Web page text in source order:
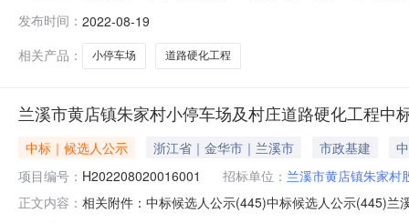
化五、招标方式：公开招标六、中标结果公示名次中标
收合格
发布时间： 2022-08-19
相关产品：
小停车场 道路硬化工程
兰溪市黄店镇朱家村小停车场及村庄道路硬化工程中
中标｜候选人公示 浙江省｜金华市｜兰溪市 市政基建
项目编号： H202208020016001 招标单位： 兰溪市黄店镇朱家村
正文内容： 相关附件：中标候选人公示(445)中标候选人公示(445)